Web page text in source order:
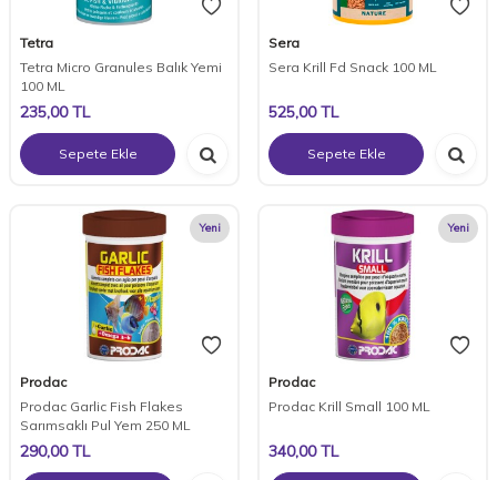
Tetra
Tetra Micro Granules Balık Yemi
100 ML
235,00TL
Sepete Ekle
Sera
Sera Krill Fd Snack 100 ML
525,00TL
Sepete Ekle
Yeni
Prodac
Prodac Garlic Fish Flakes
Sarımsaklı Pul Yem 250 ML
290,00TL
Yeni
Prodac
Prodac Krill Small 100 ML
340,00TL